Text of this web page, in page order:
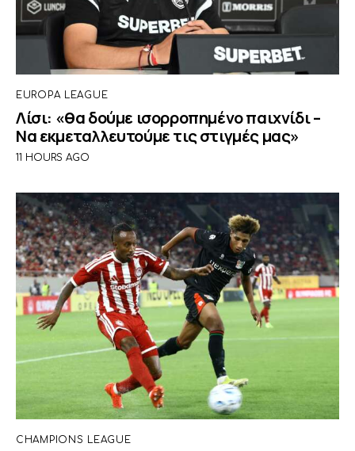
EUROPA LEAGUE
Λίσι: «θα δούμε ισορροπημένο παιχνίδι –
Να εκμεταλλευτούμε τις στιγμές μας»
11 HOURS AGO
CHAMPIONS LEAGUE